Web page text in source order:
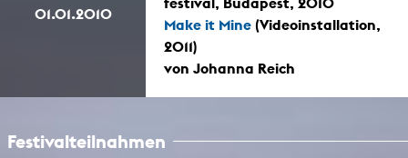
01.01.2010
Make it Mine (Videoinstallation,
2011)
von Johanna Reich
Festivalteilnahmen